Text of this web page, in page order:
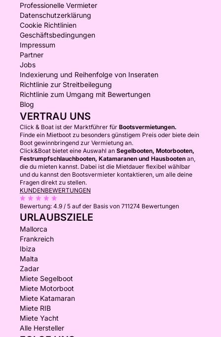
Professionelle Vermieter
Datenschutzerklärung
Cookie Richtlinien
Geschäftsbedingungen
Impressum
Partner
Jobs
Indexierung und Reihenfolge von Inseraten
Richtlinie zur Streitbeilegung
Richtlinie zum Umgang mit Bewertungen
Blog
VERTRAU UNS
Click & Boat ist der Marktführer für Bootsvermietungen.
Finde ein Mietboot zu besonders günstigem Preis oder biete dein
Boot gewinnbringend zur Vermietung an.
Click&Boat bietet eine Auswahl an Segelbooten, Motorbooten,
Festrumpfschlauchbooten, Katamaranen und Hausbooten an,
die du mieten kannst. Dabei ist die Mietdauer flexibel wählbar
und du kannst den Bootsvermieter kontaktieren, um alle deine
Fragen direkt zu stellen.
KUNDENBEWERTUNGEN
Bewertung: 4.9 / 5 auf der Basis von 711274 Bewertungen
URLAUBSZIELE
Mallorca
Frankreich
Ibiza
Malta
Zadar
Miete Segelboot
Miete Motorboot
Miete Katamaran
Miete RIB
Miete Yacht
Alle Hersteller